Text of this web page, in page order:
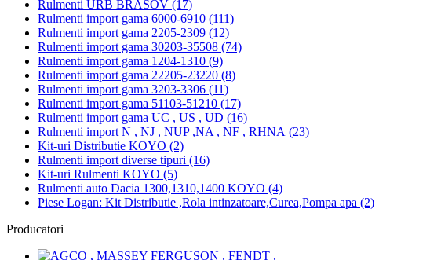
Rulmenti URB BRASOV (17)
Rulmenti import gama 6000-6910 (111)
Rulmenti import gama 2205-2309 (12)
Rulmenti import gama 30203-35508 (74)
Rulmenti import gama 1204-1310 (9)
Rulmenti import gama 22205-23220 (8)
Rulmenti import gama 3203-3306 (11)
Rulmenti import gama 51103-51210 (17)
Rulmenti import gama UC , US , UD (16)
Rulmenti import N , NJ , NUP ,NA , NF , RHNA (23)
Kit-uri Distributie KOYO (2)
Rulmenti import diverse tipuri (16)
Kit-uri Rulmenti KOYO (5)
Rulmenti auto Dacia 1300,1310,1400 KOYO (4)
Piese Logan: Kit Distributie ,Rola intinzatoare,Curea,Pompa apa (2)
Producatori